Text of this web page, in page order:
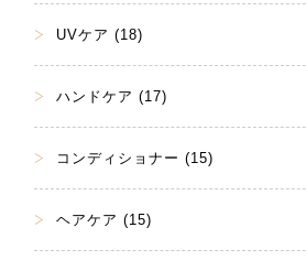
UVケア (18)
ハンドケア (17)
コンディショナー (15)
ヘアケア (15)